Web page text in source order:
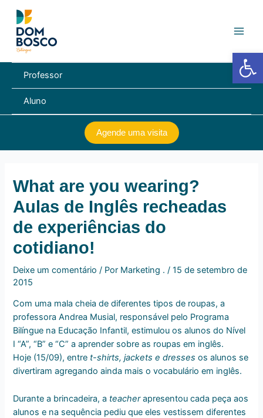
para
conteúdo
Professor
Aluno
Agende uma visita
What are you wearing?
Aulas de Inglês recheadas
de experiências do
cotidiano!
Deixe um comentário / Por Marketing ./15 de setembro de
2015
Com uma mala cheia de diferentes tipos de roupas, a
professora Andrea Musial, responsável pelo Programa
Bilíngue na Educação Infantil, estimulou os alunos do Nível
I “A”, “B” e “C” a aprender sobre as roupas em inglês.
Hoje (15/09), entre t-shirts, jackets e dresses os alunos se
divertiram agregando ainda mais o vocabulário em inglês.
Durante a brincadeira, a teacherapresentou cada peça aos
alunos e na sequência pediu que eles vestissem diferentes
Post
Barra de